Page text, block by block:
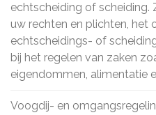
echtscheiding of scheiding.
uw rechten en plichten, het
echtscheidings- of
bij het regelen van zaken
eigendommen, alimentatie
Voogdij- en